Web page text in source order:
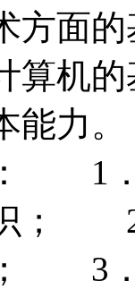
方面
算机
能力
1．
； 2
3．